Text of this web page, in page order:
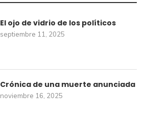
El ojo de vidrio de los políticos
septiembre 11, 2025
Crónica de una muerte anunciada
noviembre 16, 2025